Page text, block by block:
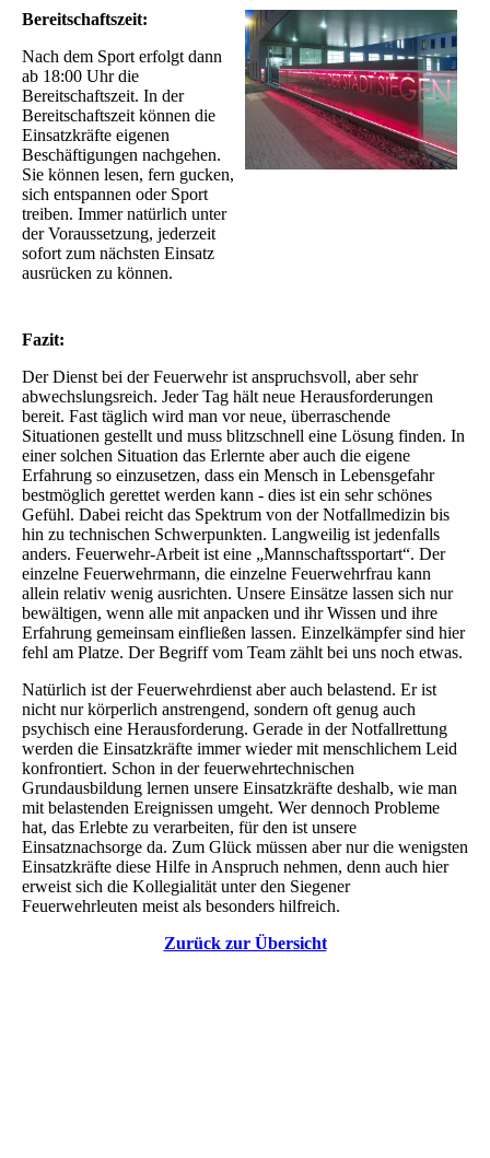
Bereitschaftszeit:
Nach dem Sport erfolgt dann
ab 18:00 Uhr die
Bereitschaftszeit. In der
Bereitschaftszeit können die
Einsatzkräfte eigenen
Beschäftigungen nachgehen.
Sie können lesen, fern gucken,
sich entspannen oder Sport
treiben. Immer natürlich unter
der Voraussetzung, jederzeit
sofort zum nächsten Einsatz
ausrücken zu können.
Fazit:
Der Dienst bei der Feuerwehr ist anspruchsvoll, aber sehr
abwechslungsreich. Jeder Tag hält neue Herausforderungen
bereit. Fast täglich wird man vor neue, überraschende
Situationen gestellt und muss blitzschnell eine Lösung finden. In
einer solchen Situation das Erlernte aber auch die eigene
Erfahrung so einzusetzen, dass ein Mensch in Lebensgefahr
bestmöglich gerettet werden kann - dies ist ein sehr schönes
Gefühl. Dabei reicht das Spektrum von der Notfallmedizin bis
hin zu technischen Schwerpunkten. Langweilig ist jedenfalls
anders. Feuerwehr-Arbeit ist eine „Mannschaftssportart“. Der
einzelne Feuerwehrmann, die einzelne Feuerwehrfrau kann
allein relativ wenig ausrichten. Unsere Einsätze lassen sich nur
bewältigen, wenn alle mit anpacken und ihr Wissen und ihre
Erfahrung gemeinsam einfließen lassen. Einzelkämpfer sind hier
fehl am Platze. Der Begriff vom Team zählt bei uns noch etwas.
Natürlich ist der Feuerwehrdienst aber auch belastend. Er ist
nicht nur körperlich anstrengend, sondern oft genug auch
psychisch eine Herausforderung. Gerade in der Notfallrettung
werden die Einsatzkräfte immer wieder mit menschlichem Leid
konfrontiert. Schon in der feuerwehrtechnischen
Grundausbildung lernen unsere Einsatzkräfte deshalb, wie man
mit belastenden Ereignissen umgeht. Wer dennoch Probleme
hat, das Erlebte zu verarbeiten, für den ist unsere
Einsatznachsorge da. Zum Glück müssen aber nur die wenigsten
Einsatzkräfte diese Hilfe in Anspruch nehmen, denn auch hier
erweist sich die Kollegialität unter den Siegener
Feuerwehrleuten meist als besonders hilfreich.
Zurück zur Übersicht